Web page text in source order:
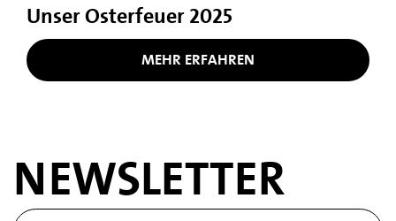
Unser Osterfeuer 2025
MEHR ERFAHREN
NEWSLETTER